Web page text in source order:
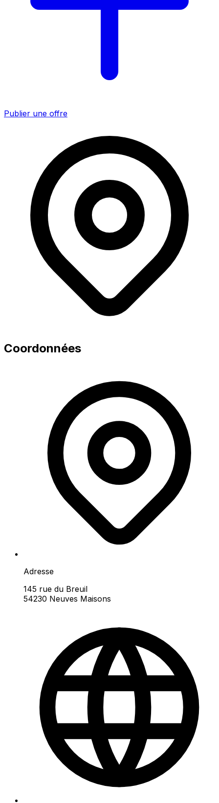
Publier une offre
Coordonnées
Adresse
145 rue du Breuil
54230 Neuves Maisons